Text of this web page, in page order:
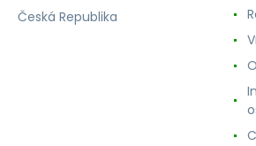
Česká Republika